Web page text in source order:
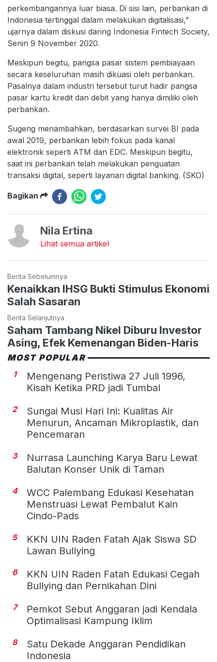
perkembangannya luar biasa. Di sisi lain, perbankan di
Indonesia tertinggal dalam melakukan digitalisasi,”
ujarnya dalam diskusi daring Indonesia Fintech Society,
Senin 9 November 2020.
Meskipun begitu, pangsa pasar sistem pembiayaan
secara keseluruhan masih dikuasi oleh perbankan.
Pasalnya dalam industri tersebut turut hadir pangsa
pasar kartu kredit dan debit yang hanya dimiliki oleh
perbankan.
Sugeng menambahkan, berdasarkan survei BI pada
awal 2019, perbankan lebih fokus pada kanal
elektronik seperti ATM dan EDC. Meskipun begitu,
saat ini perbankan telah melakukan penguatan
transaksi digital, seperti layanan digital banking. (SKO)
Bagikan
Nila Ertina
Lihat semua artikel
Berita Sebelumnya
Kenaikkan IHSG Bukti Stimulus Ekonomi
Salah Sasaran
Berita Selanjutnya
Saham Tambang Nikel Diburu Investor
Asing, Efek Kemenangan Biden-Haris
MOST POPULAR
1
Mengenang Peristiwa 27 Juli 1996,
Kisah Ketika PRD jadi Tumbal
2
Sungai Musi Hari Ini: Kualitas Air
Menurun, Ancaman Mikroplastik, dan
Pencemaran
3
Nurrasa Launching Karya Baru Lewat
Balutan Konser Unik di Taman
4
WCC Palembang Edukasi Kesehatan
Menstruasi Lewat Pembalut Kain
Cindo-Pads
5
KKN UIN Raden Fatah Ajak Siswa SD
Lawan Bullying
6
KKN UIN Raden Fatah Edukasi Cegah
Bullying dan Pernikahan Dini
7
Pemkot Sebut Anggaran jadi Kendala
Optimalisasi Kampung Iklim
8
Satu Dekade Anggaran Pendidikan
Indonesia